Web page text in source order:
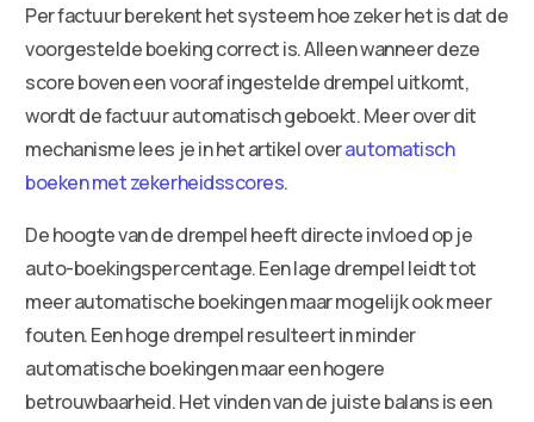
Per factuur berekent het systeem hoe zeker het is dat de
voorgestelde boeking correct is. Alleen wanneer deze
score boven een vooraf ingestelde drempel uitkomt,
wordt de factuur automatisch geboekt. Meer over dit
mechanisme lees je in het artikel overautomatisch
boeken met zekerheidsscores.
De hoogte van de drempel heeft directe invloed op je
auto-boekingspercentage. Een lage drempel leidt tot
meer automatische boekingen maar mogelijk ook meer
fouten. Een hoge drempel resulteert in minder
automatische boekingen maar een hogere
betrouwbaarheid. Het vinden van de juiste balans is een